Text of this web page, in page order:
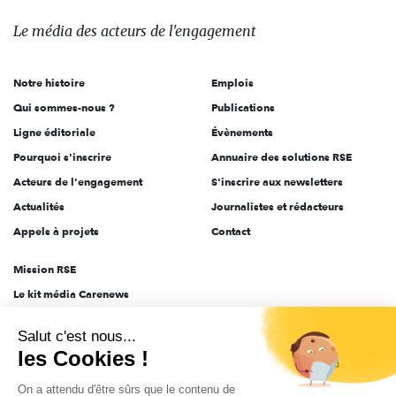
des
l'engagement
Le média des acteurs de l'engagement
Notre histoire
Qui sommes-nous ?
Ligne éditoriale
Pourquoi s'inscrire
Acteurs de l'engagement
Actualités
Appels à projets
Emplois
Publications
Évènements
Annuaire des solutions RSE
S'inscrire aux newsletters
Journalistes et rédacteurs
Contact
Mission RSE
Le kit média Carenews
AEF info
Novethic
PRODURABLE
Salut c'est nous...
les Cookies !
On a attendu d'être sûrs que le contenu de